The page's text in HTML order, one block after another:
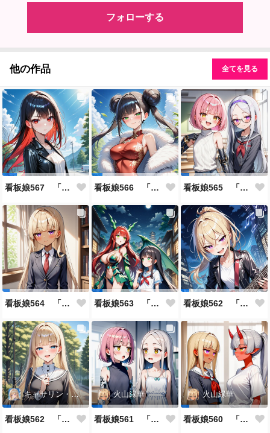
フォローする
他の作品 全てを見る
看板娘567 「雪村恋のよもやま話」 看板娘566 「ナンシー・ツァオのよもやま話」 看板娘565 「銀一族」
看板娘564 「ジェルマ・レスポストン・八百のよもやま話」 看板娘563 「騒ぎの終わり」 看板娘562 「八木沼千絵のよもやま話」
キャサリン・アストリー
看板娘562 「キャサリン・アストリーのよもやま話」
火山縁華
看板娘561 「火山一族」
火山縁華
看板娘560 「緋山一族」